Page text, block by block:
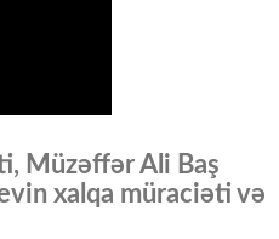
Müzəffər Ali Baş
xalqa müraciəti və